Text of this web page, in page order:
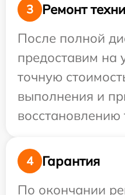
3
Ремонт
После полной
предоставим на
точную
выполнения и
восстановлению
4
Гарантия
По окончании